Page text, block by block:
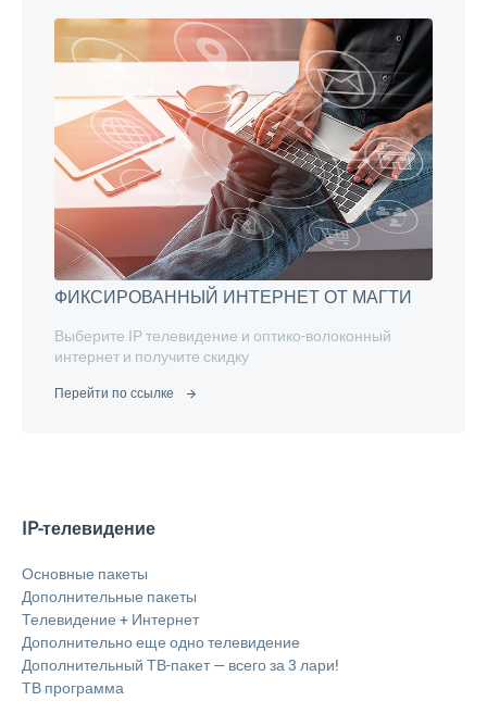
ФИКСИРОВАННЫЙ ИНТЕРНЕТ ОТ МАГТИ
Выберите IP телевидение и оптико-волоконный
интернет и получите скидку
Перейти по ссылке
IP-телевидение
Основные пакеты
Дополнительные пакеты
Телевидение + Интернет
Дополнительно еще одно телевидение
Дополнительный ТВ-пакет — всего за 3 лари!
ТВ программа